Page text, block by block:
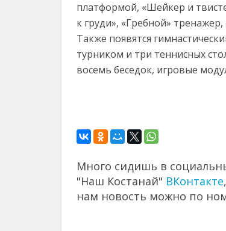
платформой, «Шейкер и
к груди», «Гребной»
Также появятся
турником и три теннисных
восемь беседок, игровые
Много сидишь в
"Наш Костанай" ВКонтакте
нам новость можно по